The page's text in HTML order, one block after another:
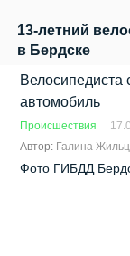
13-летний
в Бердске
автомобиль
Происшествия
Автор: Галина
Фото ГИБДД